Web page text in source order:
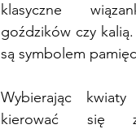
klasyczne
goździków czy
są symbolem
Wybierając
kierować się